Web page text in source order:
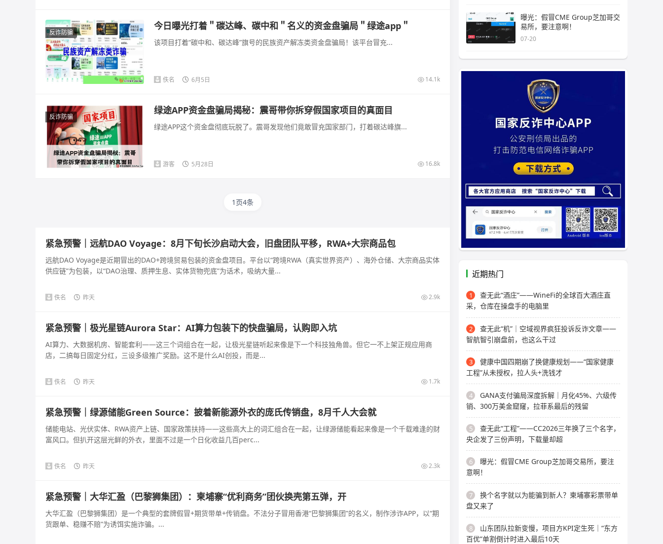
反诈防骗
今日曝光打着＂碳达峰、碳中和＂名义的资金盘骗局＂绿途app＂
该项目打着“碳中和、碳达峰”旗号的民族资产解冻类资金盘骗局！该平台冒充...
佚名 6月5日 14.1k
反诈防骗
绿途APP资金盘骗局揭秘：震哥带你拆穿假国家项目的真面目
绿途APP这个资金盘彻底玩脱了。震哥发现他们竟敢冒充国家部门，打着碳达峰旗...
游客 5月28日 16.8k
1页4条
紧急预警｜远航DAO Voyage：8月下旬长沙启动大会，旧盘团队平移，RWA+大宗商品包
远航DAO Voyage是近期冒出的DAO+跨境贸易包装的资金盘项目。平台以“跨境RWA（真实世界资产）、海外仓储、大宗商品实体
供应链”为包装，以“DAO治理、质押生息、实体货物兜底”为话术，吸纳大量...
佚名 昨天 2.9k
紧急预警｜极光星链Aurora Star：AI算力包装下的快盘骗局，认购即入坑
AI算力、大数据机房、智能套利——这三个词组合在一起，让极光星链听起来像是下一个科技独角兽。但它一不上架正规应用商
店，二搞每日固定分红，三设多级推广奖励。这不是什么AI创投，而是...
佚名 昨天 1.7k
紧急预警｜绿源储能Green Source：披着新能源外衣的庞氏传销盘，8月千人大会就
储能电站、光伏实体、RWA资产上链、国家政策扶持——这些高大上的词汇组合在一起，让绿源储能看起来像是一个千载难逢的财
富风口。但扒开这层光鲜的外衣，里面不过是一个日化收益几百perc...
佚名 昨天 2.3k
紧急预警｜大华汇盈（巴黎狮集团）：柬埔寨“优利商务”团伙换壳第五弹，开
大华汇盈（巴黎狮集团）是一个典型的套牌假冒+期货带单+传销盘。不法分子冒用香港“巴黎狮集团”的名义，制作涉诈APP，以“期
货跟单、稳赚不赔”为诱饵实施诈骗。...
曝光：假冒CME Group芝加哥交
易所，要注意啊！
07-20
近期热门
1
查无此“酒庄”——WineFi的全球百大酒庄直
采，仓库在操盘手的电脑里
2
查无此“机”｜空域视界疯狂投诉反诈文章——
智航智引崩盘前，也这么干过
3
健康中国四期崩了换健康规划——“国家健康
工程”从未授权，拉人头+洗钱才
4
GANA支付骗局深度拆解｜月化45%、六级传
销、300万美金窟窿，拉菲系最后的残留
5
查无此“工程”——CC2026三年换了三个名字，
央企发了三份声明，下载量却超
6
曝光：假冒CME Group芝加哥交易所，要注
意啊！
7
换个名字就以为能骗到新人？柬埔寨彩票带单
盘又来了
8
山东团队拉新变慢，项目方KPI定生死｜“东方
百优”单割倒计时进入最后10天